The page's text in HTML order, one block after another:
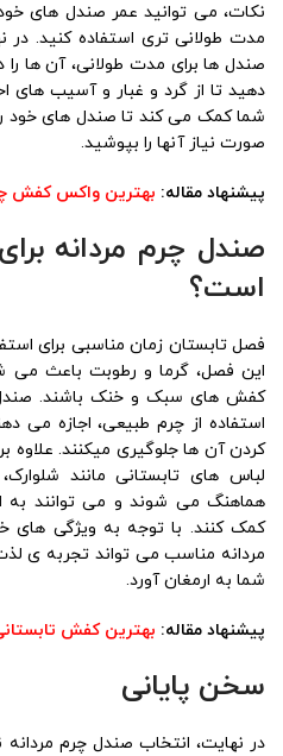
نکات، می ‌توانید عمر صندل ‌های
مدت طولانی ‌تری استفاده کنید. در
صندل‌ ها برای مدت طولانی، آن‌ ها
دهید تا از گرد و غبار و آسیب‌ های
شما کمک می ‌کند تا صندل ‌های خود
صورت نیاز آنها را بپوشید.
پیشنهاد مقاله: بهترین واکس کفش
صندل چرم مردانه
است؟
فصل تابستان زمان مناسبی برای
این فصل، گرما و رطوبت باعث می
کفش ‌های سبک و خنک باشند. صندل‌
استفاده از چرم طبیعی، اجازه می‌
کردن آن‌ ها جلوگیری میکنند. علاوه
لباس‌ های تابستانی مانند
هماهنگ می ‌شوند و می ‌توانند به
کمک کنند. با توجه به ویژگی‌
مردانه مناسب می ‌تواند تجربه ی
شما به ارمغان آورد.
پیشنهاد مقاله: بهترین کفش
سخن پایانی
در نهایت، انتخاب صندل چرم مردانه